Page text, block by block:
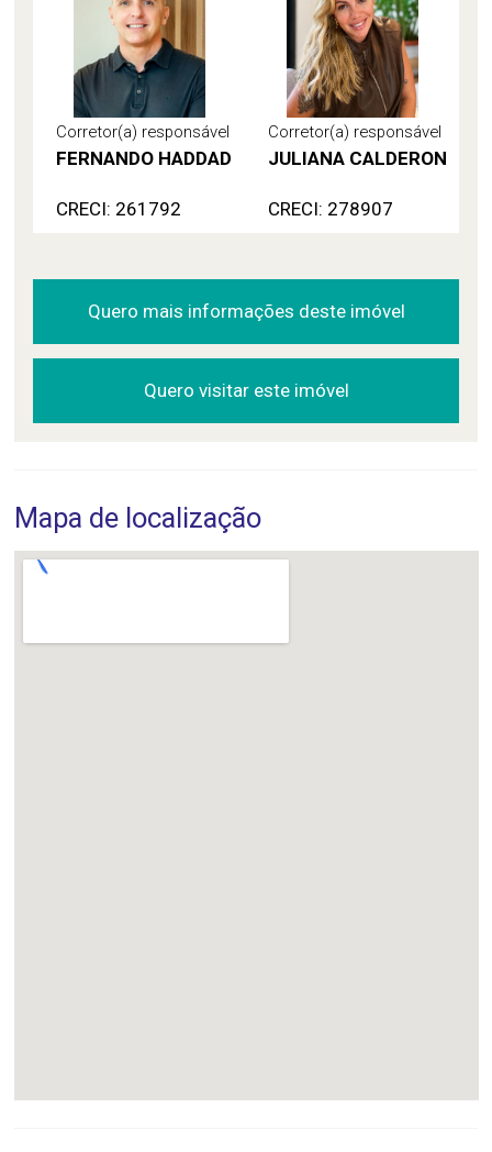
Corretor(a) responsável
FERNANDO HADDAD
CRECI: 261792
Corretor(a) responsável
JULIANA CALDERON
CRECI: 278907
Quero mais informações deste imóvel
Quero visitar este imóvel
Mapa de localização